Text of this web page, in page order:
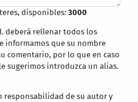
disponibles:3000
deberá rellenar todos los
informamos que su nombre
comentario, por lo que en caso
sugerimos introduzca un alias.
responsabilidad de su autor y